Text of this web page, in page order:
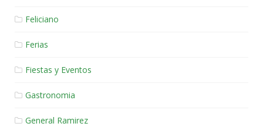
Feliciano
Ferias
Fiestas y Eventos
Gastronomia
General Ramirez